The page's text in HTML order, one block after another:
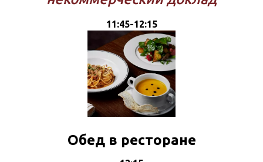
11:45-12:15
Обед в ресторане